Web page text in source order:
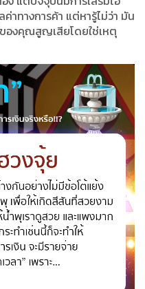
าทางการค้า แต่หารู้ไม่ว่า มัน
องคุณสูญเสียโดยใช่เหตุ